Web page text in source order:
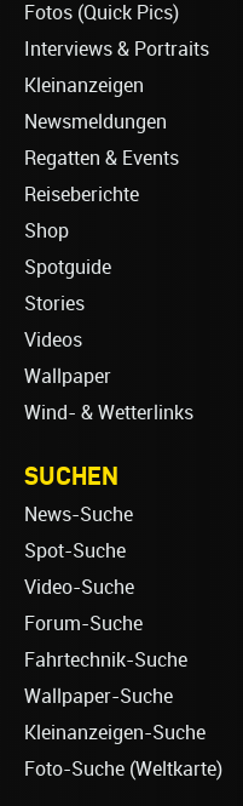
Fotos (Quick Pics)
Interviews & Portraits
Kleinanzeigen
Newsmeldungen
Regatten & Events
Reiseberichte
Shop
Spotguide
Stories
Videos
Wallpaper
Wind- & Wetterlinks
SUCHEN
News-Suche
Spot-Suche
Video-Suche
Forum-Suche
Fahrtechnik-Suche
Wallpaper-Suche
Kleinanzeigen-Suche
Foto-Suche (Weltkarte)